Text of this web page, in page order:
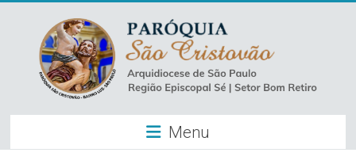
content
Paróquia
São
Menu